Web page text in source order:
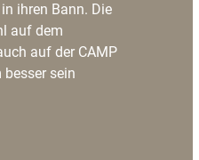
ihren Bann. Die
auf dem
auf der CAMP
sein